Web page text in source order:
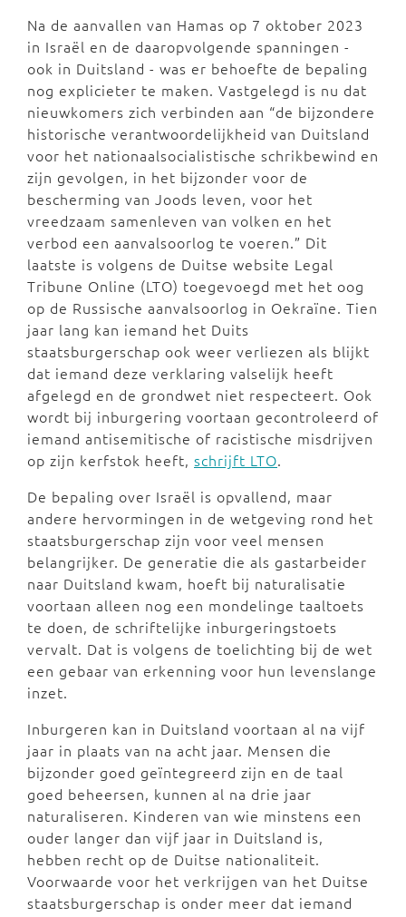
Na de aanvallen van Hamas op 7 oktober 2023
in Israël en de daaropvolgende spanningen -
ook in Duitsland - was er behoefte de bepaling
nog explicieter te maken. Vastgelegd is nu dat
nieuwkomers zich verbinden aan “de bijzondere
historische verantwoordelijkheid van Duitsland
voor het nationaalsocialistische schrikbewind en
zijn gevolgen, in het bijzonder voor de
bescherming van Joods leven, voor het
vreedzaam samenleven van volken en het
verbod een aanvalsoorlog te voeren.” Dit
laatste is volgens de Duitse website Legal
Tribune Online (LTO) toegevoegd met het oog
op de Russische aanvalsoorlog in Oekraïne. Tien
jaar lang kan iemand het Duits
staatsburgerschap ook weer verliezen als blijkt
dat iemand deze verklaring valselijk heeft
afgelegd en de grondwet niet respecteert. Ook
wordt bij inburgering voortaan gecontroleerd of
iemand antisemitische of racistische misdrijven
op zijn kerfstok heeft, schrijft LTO.
De bepaling over Israël is opvallend, maar
andere hervormingen in de wetgeving rond het
staatsburgerschap zijn voor veel mensen
belangrijker. De generatie die als gastarbeider
naar Duitsland kwam, hoeft bij naturalisatie
voortaan alleen nog een mondelinge taaltoets
te doen, de schriftelijke inburgeringstoets
vervalt. Dat is volgens de toelichting bij de wet
een gebaar van erkenning voor hun levenslange
inzet.
Inburgeren kan in Duitsland voortaan al na vijf
jaar in plaats van na acht jaar. Mensen die
bijzonder goed geïntegreerd zijn en de taal
goed beheersen, kunnen al na drie jaar
naturaliseren. Kinderen van wie minstens een
ouder langer dan vijf jaar in Duitsland is,
hebben recht op de Duitse nationaliteit.
Voorwaarde voor het verkrijgen van het Duitse
staatsburgerschap is onder meer dat iemand